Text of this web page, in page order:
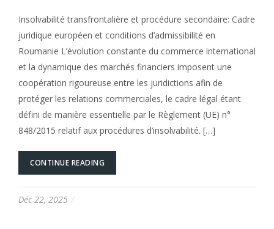
Insolvabilité transfrontalière et procédure secondaire: Cadre
juridique européen et conditions d’admissibilité en
Roumanie L’évolution constante du commerce international
et la dynamique des marchés financiers imposent une
coopération rigoureuse entre les juridictions afin de
protéger les relations commerciales, le cadre légal étant
défini de manière essentielle par le Règlement (UE) n°
848/2015 relatif aux procédures d’insolvabilité. […]
CONTINUE READING
Déc 22, 2025